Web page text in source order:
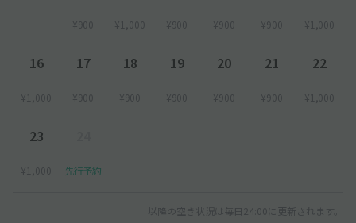
¥900 ¥1,000 ¥900 ¥900 ¥900 ¥1,000
16
¥1,000
17
¥900
18
¥900
19
¥900
20
¥900
21
¥900
22
¥1,000
23
¥1,000 先行予約
以降の空き状況は毎日24:00に更新されます。